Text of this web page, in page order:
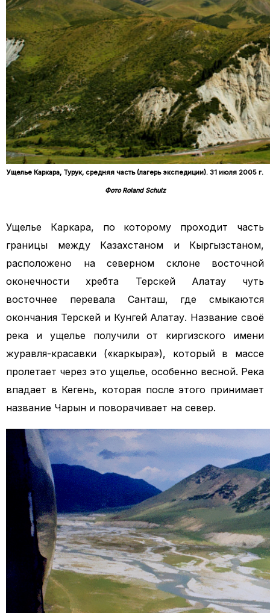
Ущелье Каркара, Турук, средняя часть (лагерь экспедиции). 31 июля 2005 г.
Фото Roland Schulz
Ущелье Каркара, по которому проходит часть
границы между Казахстаном и Кыргызстаном,
расположено на северном склоне восточной
оконечности хребта Терскей Алатау чуть
восточнее перевала Санташ, где смыкаются
окончания Терскей и Кунгей Алатау. Название своё
река и ущелье получили от киргизского имени
журавля-красавки («каркыра»), который в массе
пролетает через это ущелье, особенно весной. Река
впадает в Кегень, которая после этого принимает
название Чарын и поворачивает на север.